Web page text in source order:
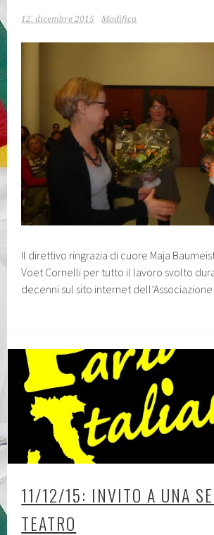
12. dicembre 2015 Modifica
Il direttivo ringrazia di cuore Maja
Voet Cornelli per tutto il lavoro svolto
decenni sul sito internet dell’Associazione
11/12/15: INVITO A UNA
TEATRO